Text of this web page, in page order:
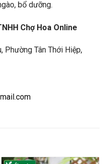
bổ dưỡng.
Chợ Hoa Online
Phường Tân Thới Hiệp,